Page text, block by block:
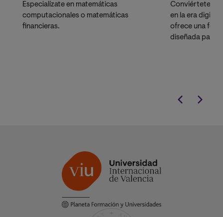
Especialízate en matemáticas
computacionales o matemáticas
financieras.
Conviértete en
en la era
ofrece una
diseñada para